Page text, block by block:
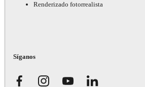
Renderizado fotorrealista
Síganos